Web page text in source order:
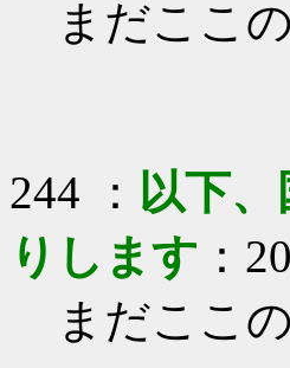
まだここ
244 ： 以下
りします ：
まだここ